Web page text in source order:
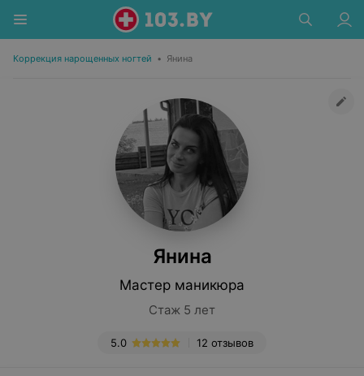
Коррекция нарощенных ногтей • Янина
Янина
Мастер маникюра
Стаж 5 лет
12 отзывов
5.0